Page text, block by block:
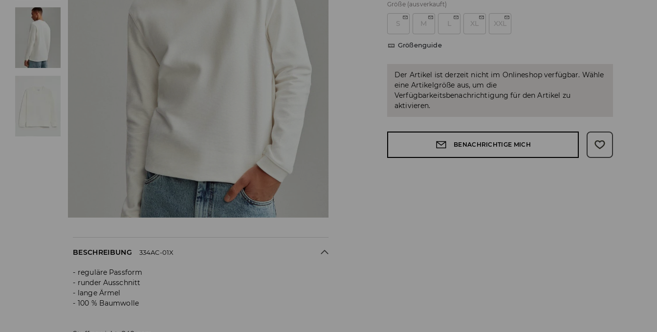
Größe (ausverkauft)
S M L XL XXL
Größenguide
Der Artikel ist derzeit nicht im Onlineshop verfügbar. Wähle
eine Artikelgröße aus, um die
Verfügbarkeitsbenachrichtigung für den Artikel zu
aktivieren.
BENACHRICHTIGE MICH
BESCHREIBUNG 334AC-01X
reguläre Passform
runder Ausschnitt
lange Ärmel
100 % Baumwolle